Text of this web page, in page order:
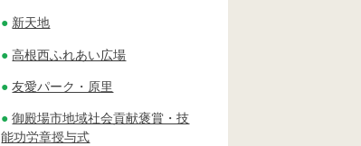
新天地
高根西ふれあい広場
友愛パーク・原里
御殿場市地域社会貢献褒賞・技
能功労章授与式